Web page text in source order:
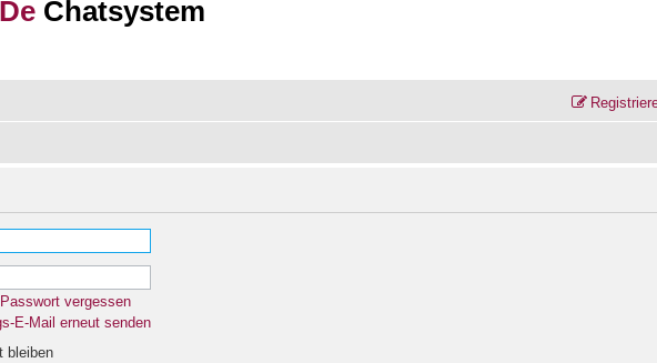
Chatsystem
vergessen
E-Mail erneut senden
bleiben